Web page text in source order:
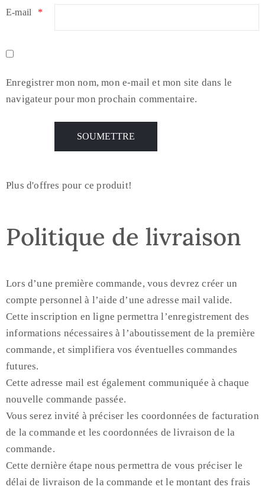
E-mail *
Enregistrer mon nom, mon e-mail et mon site dans le
navigateur pour mon prochain commentaire.
Plus d'offres pour ce produit!
Politique de livraison
Lors d’une première commande, vous devrez créer un
compte personnel à l’aide d’une adresse mail valide.
Cette inscription en ligne permettra l’enregistrement des
informations nécessaires à l’aboutissement de la première
commande, et simplifiera vos éventuelles commandes
futures.
Cette adresse mail est également communiquée à chaque
nouvelle commande passée.
Vous serez invité à préciser les coordonnées de facturation
de la commande et les coordonnées de livraison de la
commande.
Cette dernière étape nous permettra de vous préciser le
délai de livraison de la commande et le montant des frais